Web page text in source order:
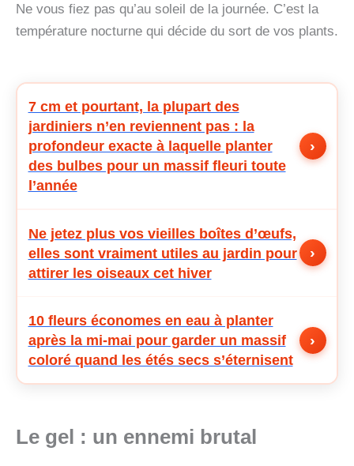
Ne vous fiez pas qu’au soleil de la journée. C’est la
température nocturne qui décide du sort de vos plants.
7 cm et pourtant, la plupart des
jardiniers n’en reviennent pas : la
profondeur exacte à laquelle planter
des bulbes pour un massif fleuri toute
l’année
›
Ne jetez plus vos vieilles boîtes d’œufs,
elles sont vraiment utiles au jardin pour
attirer les oiseaux cet hiver
›
10 fleurs économes en eau à planter
après la mi-mai pour garder un massif
coloré quand les étés secs s’éternisent
›
Le gel : un ennemi brutal